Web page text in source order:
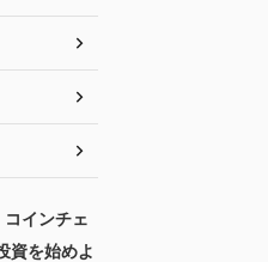
コインチェ
資を始めよ